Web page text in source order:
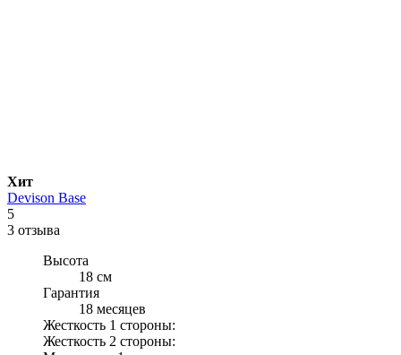
Хит
Devison Base
5
3 отзыва
Высота
18 см
Гарантия
18 месяцев
Жесткость 1 стороны:
Жесткость 2 стороны: